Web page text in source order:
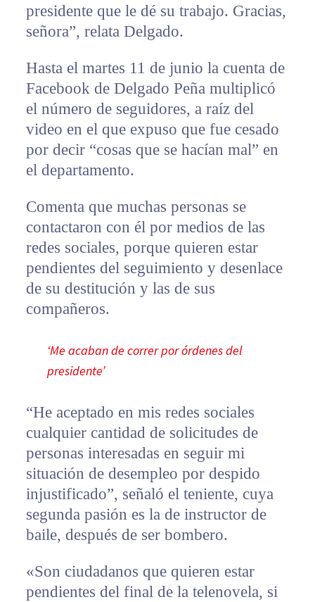
presidente que le dé su trabajo. Gracias,
señora”, relata Delgado.
Hasta el martes 11 de junio la cuenta de
Facebook de Delgado Peña multiplicó
el número de seguidores, a raíz del
video en el que expuso que fue cesado
por decir “cosas que se hacían mal” en
el departamento.
Comenta que muchas personas se
contactaron con él por medios de las
redes sociales, porque quieren estar
pendientes del seguimiento y desenlace
de su destitución y las de sus
compañeros.
‘Me acaban de correr por órdenes del
presidente’
“He aceptado en mis redes sociales
cualquier cantidad de solicitudes de
personas interesadas en seguir mi
situación de desempleo por despido
injustificado”, señaló el teniente, cuya
segunda pasión es la de instructor de
baile, después de ser bombero.
«Son ciudadanos que quieren estar
pendientes del final de la telenovela, si